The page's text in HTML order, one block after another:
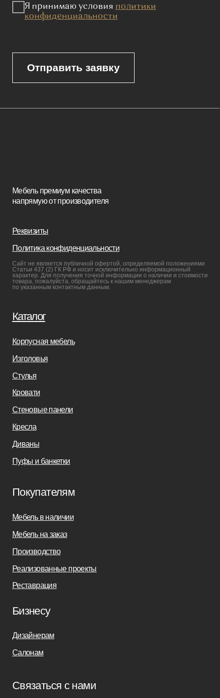
Корпусная мебель
Кровати
Сайт не является публичной офертой, определяемой положениями
Статьи 437 (2) ГК РФ и носит исключительно информационный
характер. Для получения точной информации о наличии и стоимости
товара, пожалуйста, обращайтесь к нашим менеджерам
по указанным контактным данным.
Покупателям
Мебель в наличии
Производство
Реализованные проекты
Реставрация
Бизнесу
Салонам
Связаться с нами
Заказать звонок